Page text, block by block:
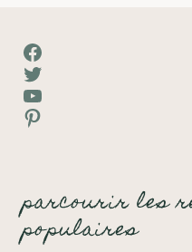
Facebook
Twitter
YouTube
Pinterest
parcourir les
populaires